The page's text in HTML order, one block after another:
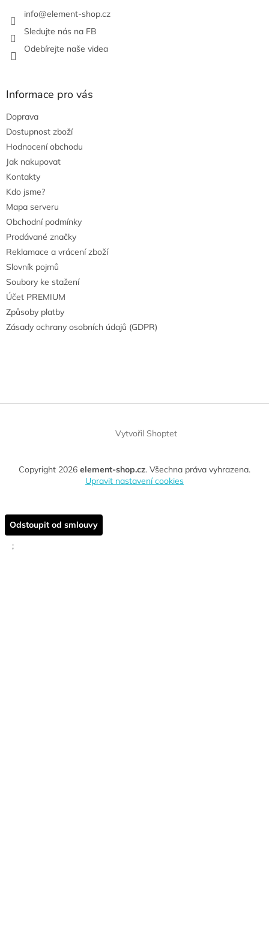
info@element-shop.cz
Sledujte nás na FB
Odebírejte naše videa
Informace pro vás
Doprava
Dostupnost zboží
Hodnocení obchodu
Jak nakupovat
Kontakty
Kdo jsme?
Mapa serveru
Obchodní podmínky
Prodávané značky
Reklamace a vrácení zboží
Slovník pojmů
Soubory ke stažení
Účet PREMIUM
Způsoby platby
Zásady ochrany osobních údajů (GDPR)
Vytvořil Shoptet
Copyright 2026 element-shop.cz. Všechna práva vyhrazena.
Upravit nastavení cookies
Odstoupit od smlouvy
;